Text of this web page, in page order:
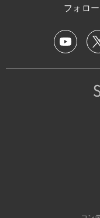
フォロ